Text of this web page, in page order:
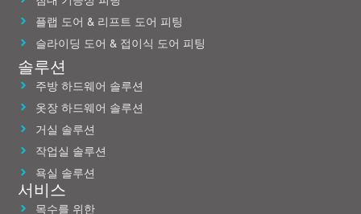
플랩 도어 & 리프트 도어 피팅
슬라이딩 도어 & 접이식 도어 피팅
솔루션
주방 하드웨어 솔루션
옷장 하드웨어 솔루션
거실 솔루션
작업실 솔루션
욕실 솔루션
서비스
목수를 위한